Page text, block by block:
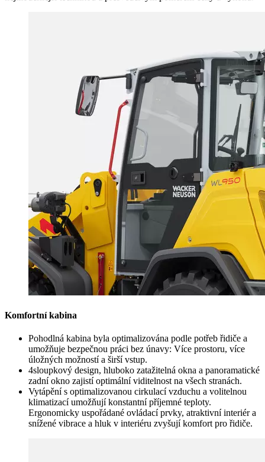
Komfortní kabina
Pohodlná kabina byla optimalizována podle potřeb řidiče a
umožňuje bezpečnou práci bez únavy: Více prostoru, více
úložných možností a širší vstup.
4sloupkový design, hluboko zatažitelná okna a panoramatické
zadní okno zajistí optimální viditelnost na všech stranách.
Vytápění s optimalizovanou cirkulací vzduchu a volitelnou
klimatizací umožňují konstantní příjemné teploty.
Ergonomicky uspořádané ovládací prvky, atraktivní interiér a
snížené vibrace a hluk v interiéru zvyšují komfort pro řidiče.